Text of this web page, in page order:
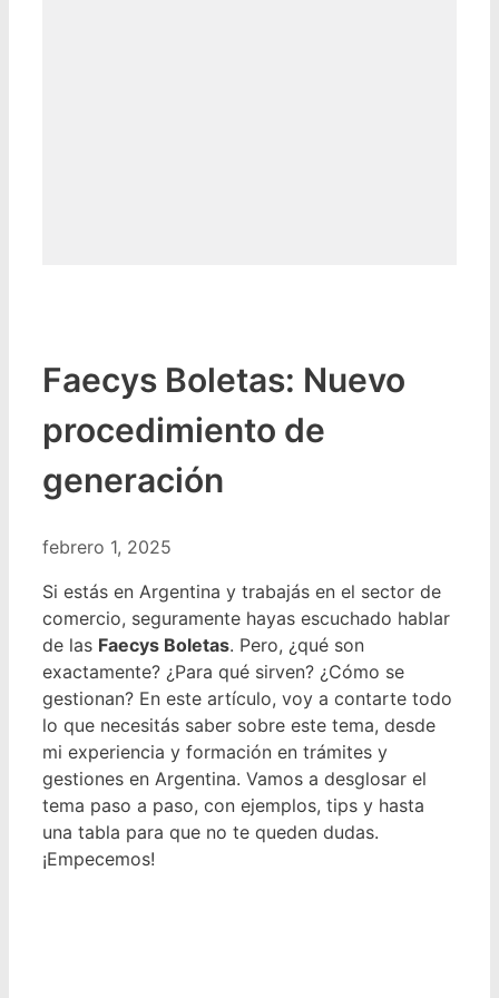
Faecys Boletas: Nuevo
procedimiento de
generación
febrero 1, 2025
Si estás en Argentina y trabajás en el sector de
comercio, seguramente hayas escuchado hablar
de las Faecys Boletas. Pero, ¿qué son
exactamente? ¿Para qué sirven? ¿Cómo se
gestionan? En este artículo, voy a contarte todo
lo que necesitás saber sobre este tema, desde
mi experiencia y formación en trámites y
gestiones en Argentina. Vamos a desglosar el
tema paso a paso, con ejemplos, tips y hasta
una tabla para que no te queden dudas.
¡Empecemos!